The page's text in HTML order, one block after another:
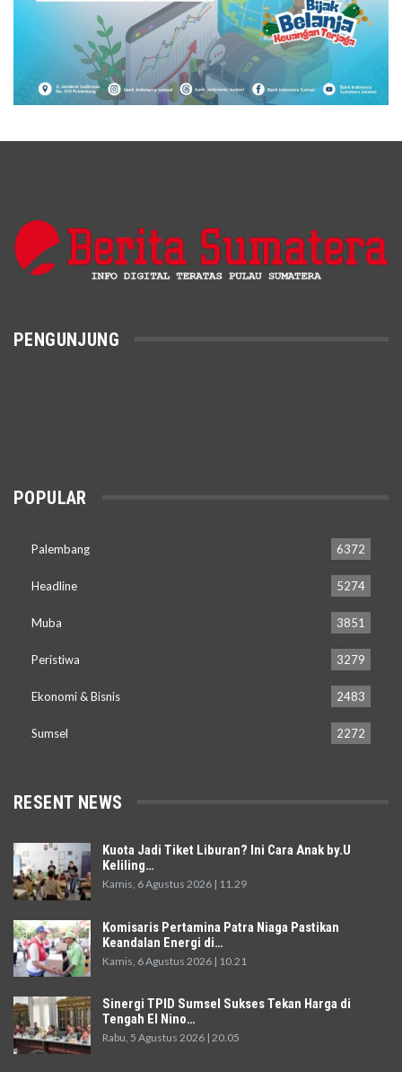
PENGUNJUNG
POPULAR
Palembang 6372
Headline 5274
Muba 3851
Peristiwa 3279
Ekonomi & Bisnis 2483
Sumsel 2272
RESENT NEWS
Kuota Jadi Tiket Liburan? Ini Cara Anak by.U
Keliling…
Kamis, 6 Agustus 2026 | 11.29
Komisaris Pertamina Patra Niaga Pastikan
Keandalan Energi di…
Kamis, 6 Agustus 2026 | 10.21
Sinergi TPID Sumsel Sukses Tekan Harga di
Tengah El Nino…
Rabu, 5 Agustus 2026 | 20.05